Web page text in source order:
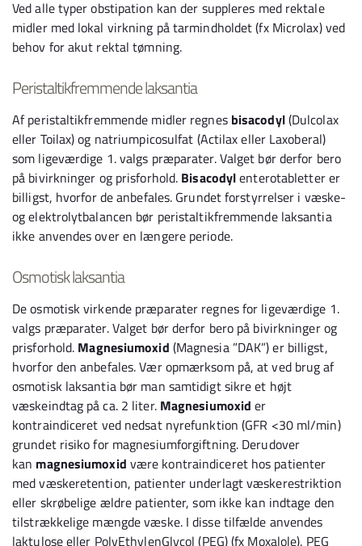
Ved alle typer obstipation kan der suppleres med rektale
midler med lokal virkning på tarmindholdet (fx Microlax) ved
behov for akut rektal tømning.
Peristaltikfremmende laksantia
Af peristaltikfremmende midler regnes bisacodyl(Dulcolax
eller Toilax) og natriumpicosulfat (Actilax eller Laxoberal)
som ligeværdige 1. valgs præparater. Valget bør derfor bero
på bivirkninger og prisforhold. Bisacodylenterotabletter er
billigst, hvorfor de anbefales. Grundet forstyrrelser i væske-
og elektrolytbalancen bør peristaltikfremmende laksantia
ikke anvendes over en længere periode.
Osmotisk laksantia
De osmotisk virkende præparater regnes for ligeværdige 1.
valgs præparater. Valget bør derfor bero på bivirkninger og
prisforhold. Magnesiumoxid (Magnesia ”DAK”) er billigst,
hvorfor den anbefales. Vær opmærksom på, at ved brug af
osmotisk laksantia bør man samtidigt sikre et højt
væskeindtag på ca. 2 liter. Magnesiumoxid er
kontraindiceret ved nedsat nyrefunktion (GFR <30 ml/min)
grundet risiko for magnesiumforgiftning. Derudover
kan magnesiumoxid være kontraindiceret hos patienter
med væskeretention, patienter underlagt væskerestriktion
eller skrøbelige ældre patienter, som ikke kan indtage den
tilstrækkelige mængde væske. I disse tilfælde anvendes
laktulose eller PolyEthylenGlycol (PEG) (fx Moxalole). PEG